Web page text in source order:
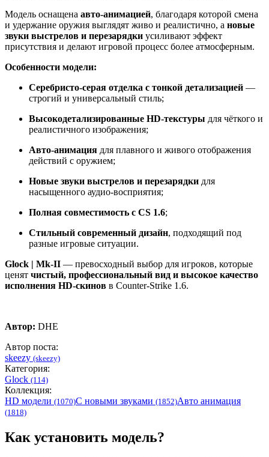
Модель оснащена авто‑анимацией, благодаря которой смена
и удержание оружия выглядят живо и реалистично, а новые
звуки выстрелов и перезарядки усиливают эффект
присутствия и делают игровой процесс более атмосферным.
Особенности модели:
Серебристо‑серая отделка с тонкой детализацией —
строгий и универсальный стиль;
Высокодетализированные HD‑текстуры для чёткого и
реалистичного изображения;
Авто‑анимация для плавного и живого отображения
действий с оружием;
Новые звуки выстрелов и перезарядки для
насыщенного аудио‑восприятия;
Полная совместимость с CS 1.6;
Стильный современный дизайн, подходящий под
разные игровые ситуации.
Glock | Mk‑II — превосходный выбор для игроков, которые
ценят чистый, профессиональный вид и высокое качество
исполнения HD‑скинов в Counter‑Strike 1.6.
Автор: DHE
Автор поста:
skeezy (skeezy)
Категория:
Glock (114)
Коллекция:
HD модели (1070)С новыми звуками (1852)Авто анимация
(1818)
Как установить модель?